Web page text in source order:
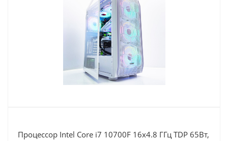
Процессор Intel Core i7 10700F 16x4.8 ГГц TDP 65Вт,